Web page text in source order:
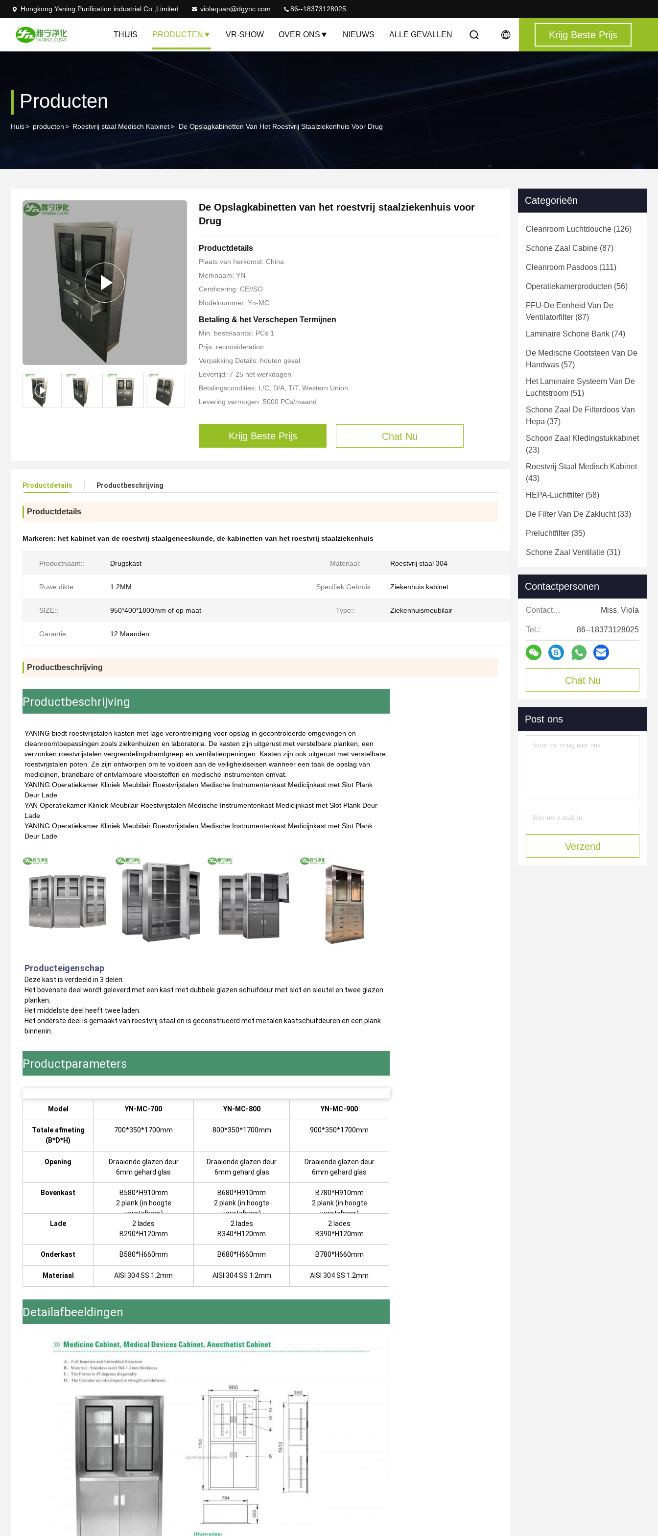
Hongkong Yaning Purification industrial Co.,Limited violaquan@dgync.com 86--18373128025
THUIS PRODUCTEN VR-SHOW OVER ONS NIEUWS ALLE GEVALLEN Krijg Beste Prijs
Producten
Huis> producten> Roestvrij staal Medisch Kabinet> De Opslagkabinetten Van Het Roestvrij Staalziekenhuis Voor Drug
De Opslagkabinetten van het roestvrij staalziekenhuis voor
Drug
Productdetails
Plaats van herkomst: China
Merknaam: YN
Certificering: CE/ISO
Modelnummer: Yn-MC
Betaling & het Verschepen Termijnen
Min. bestelaantal: PCs 1
Prijs: reconsideration
Verpakking Details: houten geval
Levertijd: 7-25 het werkdagen
Betalingscondities: L/C, D/A, T/T, Western Union
Levering vermogen: 5000 PCs/maand
Krijg Beste Prijs Chat Nu
Productdetails Productbeschrijving
Productdetails
Markeren: het kabinet van de roestvrij staalgeneeskunde, de kabinetten van het roestvrij staalziekenhuis
Productnaam:: Drugskast Materiaal: Roestvrij staal 304
Ruwe dikte:: 1.2MM Specifiek Gebruik:: Ziekenhuis kabinet
SIZE:: 950*400*1800mm of op maat Type:: Ziekenhuismeubilair
Garantie: 12 Maanden
Productbeschrijving
Productbeschrijving
YANING biedt roestvrijstalen kasten met lage verontreiniging voor opslag in gecontroleerde omgevingen en
cleanroomtoepassingen zoals ziekenhuizen en laboratoria. De kasten zijn uitgerust met verstelbare planken, een
verzonken roestvrijstalen vergrendelingshandgreep en ventilatieopeningen. Kasten zijn ook uitgerust met verstelbare,
roestvrijstalen poten. Ze zijn ontworpen om te voldoen aan de veiligheidseisen wanneer een taak de opslag van
medicijnen, brandbare of ontvlambare vloeistoffen en medische instrumenten omvat.
YANING Operatiekamer Kliniek Meubilair Roestvrijstalen Medische Instrumentenkast Medicijnkast met Slot Plank
Deur Lade
YAN Operatiekamer Kliniek Meubilair Roestvrijstalen Medische Instrumentenkast Medicijnkast met Slot Plank Deur
Lade
YANING Operatiekamer Kliniek Meubilair Roestvrijstalen Medische Instrumentenkast Medicijnkast met Slot Plank
Deur Lade
Producteigenschap
Deze kast is verdeeld in 3 delen:
Het bovenste deel wordt geleverd met een kast met dubbele glazen schuifdeur met slot en sleutel en twee glazen
planken.
Het middelste deel heeft twee laden.
Het onderste deel is gemaakt van roestvrij staal en is geconstrueerd met metalen kastschuifdeuren en een plank
binnenin.
Productparameters
Model YN-MC-700 YN-MC-800 YN-MC-900
Totale afmeting
(B*D*H)
700*350*1700mm 800*350*1700mm 900*350*1700mm
Opening
Draaiende glazen deur
6mm gehard glas
Draaiende glazen deur
6mm gehard glas
Draaiende glazen deur
6mm gehard glas
Bovenkast
B580*H910mm
2 plank (in hoogte
verstelbaar)
B680*H910mm
2 plank (in hoogte
verstelbaar)
B780*H910mm
2 plank (in hoogte
verstelbaar)
Lade
2 lades
B290*H120mm
2 lades
B340*H120mm
2 lades
B390*H120mm
Onderkast B580*H660mm B680*H660mm B780*H660mm
Materiaal AISI 304 SS 1.2mm AISI 304 SS 1.2mm AISI 304 SS 1.2mm
Detailafbeeldingen
Categorieën
Cleanroom Luchtdouche (126)
Schone Zaal Cabine (87)
Cleanroom Pasdoos (111)
Operatiekamerproducten (56)
FFU-De Eenheid Van De
Ventilatorfilter (87)
Laminaire Schone Bank (74)
De Medische Gootsteen Van De
Handwas (57)
Het Laminaire Systeem Van De
Luchtstroom (51)
Schone Zaal De Filterdoos Van
Hepa (37)
Schoon Zaal Kledingstukkabinet
(23)
Roestvrij Staal Medisch Kabinet
(43)
HEPA-Luchtfilter (58)
De Filter Van De Zaklucht(33)
Preluchtfilter (35)
Schone Zaal Ventilatie (31)
Contactpersonen
Contactpersonen: Miss. Viola
Tel.: 86--18373128025
Chat Nu
Post ons
Verzend